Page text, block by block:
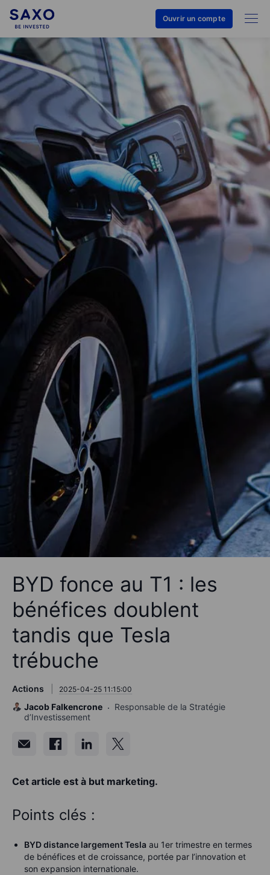
Ouvrir un compte
BYD fonce au T1 : les
bénéfices doublent
tandis que Tesla
trébuche
Actions 2025-04-25 11:15:00
Jacob Falkencrone
Responsable de la Stratégie
d’Investissement
Cet article est à but marketing.
Points clés :
BYD distance largement Tesla au 1er trimestre en termes
de bénéfices et de croissance, portée par l’innovation et
son expansion internationale.